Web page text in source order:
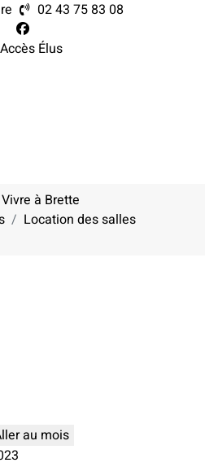
02 43 75 83 08
Accès Élus
Vivre à Brette
Location des salles
au mois